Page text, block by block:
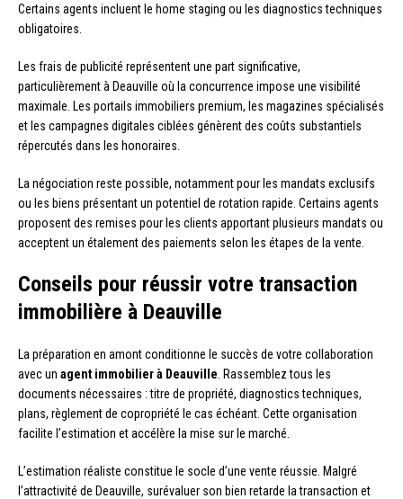
Certains agents incluent le home staging ou les diagnostics techniques
obligatoires.
Les frais de publicité représentent une part significative,
particulièrement à Deauville où la concurrence impose une visibilité
maximale. Les portails immobiliers premium, les magazines spécialisés
et les campagnes digitales ciblées génèrent des coûts substantiels
répercutés dans les honoraires.
La négociation reste possible, notamment pour les mandats exclusifs
ou les biens présentant un potentiel de rotation rapide. Certains agents
proposent des remises pour les clients apportant plusieurs mandats ou
acceptent un étalement des paiements selon les étapes de la vente.
Conseils pour réussir votre transaction
immobilière à Deauville
La préparation en amont conditionne le succès de votre collaboration
avec un agent immobilier à Deauville . Rassemblez tous les
documents nécessaires : titre de propriété, diagnostics techniques,
plans, règlement de copropriété le cas échéant. Cette organisation
facilite l’estimation et accélère la mise sur le marché.
L’estimation réaliste constitue le socle d’une vente réussie. Malgré
l’attractivité de Deauville, surévaluer son bien retarde la transaction et